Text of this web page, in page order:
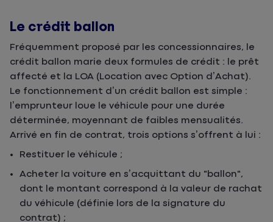
Le crédit ballon
Fréquemment proposé par les concessionnaires, le
crédit ballon marie deux formules de crédit : le prêt
affecté et la LOA (Location avec Option d’Achat).
Le fonctionnement d’un crédit ballon est simple :
l’emprunteur loue le véhicule pour une durée
déterminée, moyennant de faibles mensualités.
Arrivé en fin de contrat, trois options s’offrent à lui :
Restituer le véhicule ;
Acheter la voiture en s’acquittant du "ballon",
dont le montant correspond à la valeur de rachat
du véhicule (définie lors de la signature du
contrat) ;